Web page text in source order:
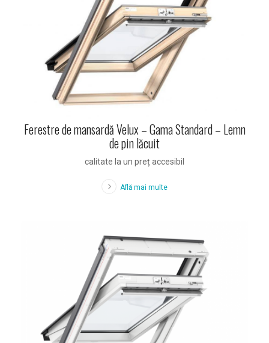
Ferestre de mansardă Velux – Gama Standard – Lemn
de pin lăcuit
calitate la un preț accesibil
Află mai multe